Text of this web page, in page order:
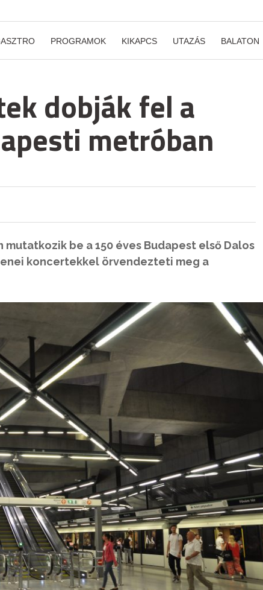
PROGRAMOK KIKAPCS UTAZÁS BALATON
dobják fel a
metróban
be a 150 éves Budapest első Dalos
koncertekkel örvendezteti meg a